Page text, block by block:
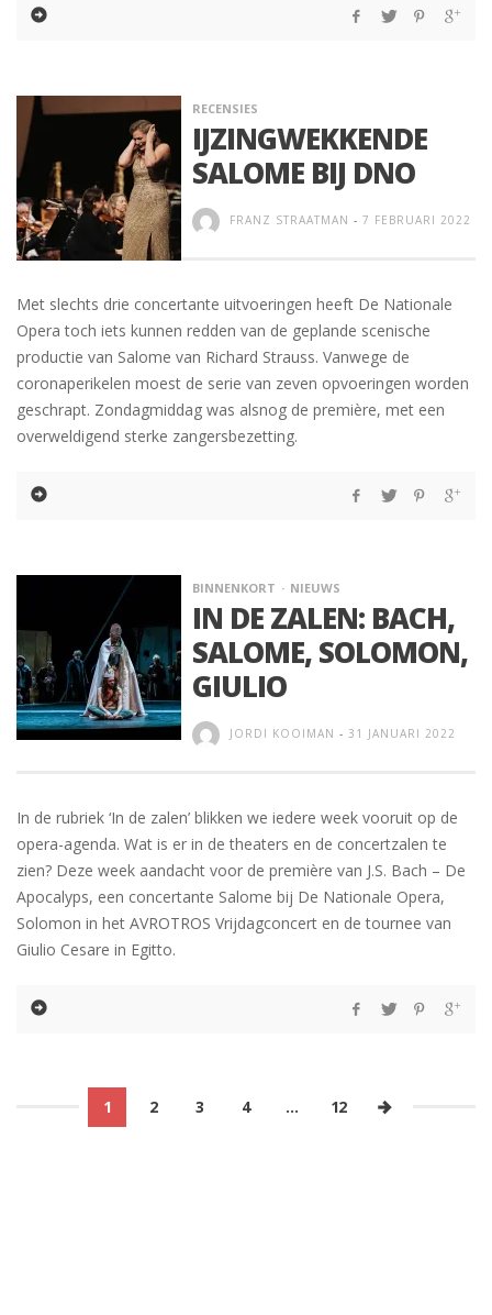
RECENSIES
IJZINGWEKKENDE
SALOME BIJ DNO
FRANZ STRAATMAN - 7 FEBRUARI 2022
Met slechts drie concertante uitvoeringen heeft De Nationale
Opera toch iets kunnen redden van de geplande scenische
productie van Salome van Richard Strauss. Vanwege de
coronaperikelen moest de serie van zeven opvoeringen worden
geschrapt. Zondagmiddag was alsnog de première, met een
overweldigend sterke zangersbezetting.
BINNENKORT NIEUWS
IN DE ZALEN: BACH,
SALOME, SOLOMON,
GIULIO
JORDI KOOIMAN - 31 JANUARI 2022
In de rubriek ‘In de zalen’ blikken we iedere week vooruit op de
opera-agenda. Wat is er in de theaters en de concertzalen te
zien? Deze week aandacht voor de première van J.S. Bach – De
Apocalyps, een concertante Salome bij De Nationale Opera,
Solomon in het AVROTROS Vrijdagconcert en de tournee van
Giulio Cesare in Egitto.
1 2 3 4 … 12